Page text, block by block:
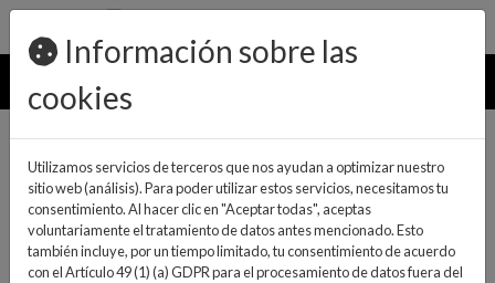
pedidos@ideaelectrodomesticos.com
924 047 836
MENU
Información sobre las
cookies
Utilizamos servicios de terceros que nos ayudan a optimizar nuestro
sitio web (análisis). Para poder utilizar estos servicios, necesitamos tu
consentimiento. Al hacer clic en "Aceptar todas", aceptas
voluntariamente el tratamiento de datos antes mencionado. Esto
también incluye, por un tiempo limitado, tu consentimiento de acuerdo
con el Artículo 49 (1) (a) GDPR para el procesamiento de datos fuera del